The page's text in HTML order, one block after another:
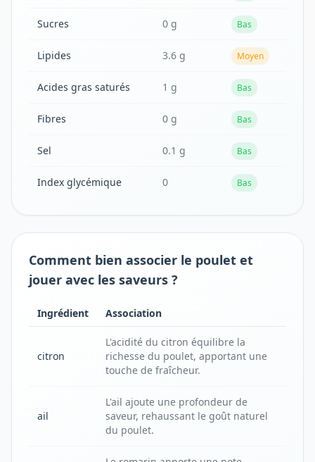
Sucres 0 g Bas
Lipides 3.6 g Moyen
Acides gras saturés 1 g Bas
Fibres 0 g Bas
Sel 0.1 g Bas
Index glycémique 0 Bas
Comment bien associer le poulet et
jouer avec les saveurs ?
Ingrédient Association
citron
L'acidité du citron équilibre la
richesse du poulet, apportant une
touche de fraîcheur.
ail
L'ail ajoute une profondeur de
saveur, rehaussant le goût naturel
du poulet.